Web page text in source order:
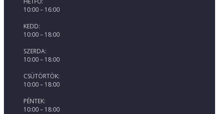
10:00 – 16:00
KEDD:
10:00 – 18:00
SZERDA:
10:00 – 18:00
CSÜTÖRTÖK:
10:00 – 18:00
PÉNTEK:
10:00 – 18:00